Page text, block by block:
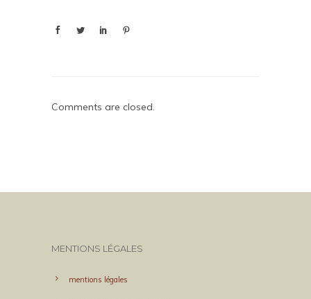
Comments are closed.
MENTIONS LÉGALES
mentions légales